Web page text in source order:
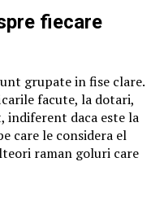
fiecare
grupate in fise clare.
facute, la dotari,
indiferent daca este la
care le considera el
raman goluri care